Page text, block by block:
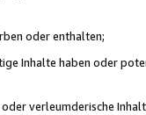
oder enthalten;
Inhalte haben oder
verleumderische